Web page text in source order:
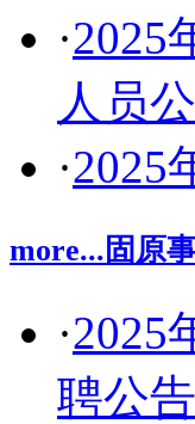
·2025
人员
·2025
more... 固原
·2025
聘公告